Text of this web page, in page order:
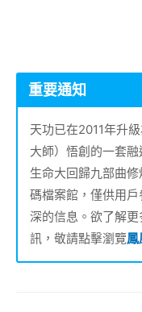
重要通知
天功已在2011年升
大師）悟創的一套
生命大回歸九部曲
碼檔案館，僅供用
深的信息。欲了解
訊，敬請點擊瀏覽鳳